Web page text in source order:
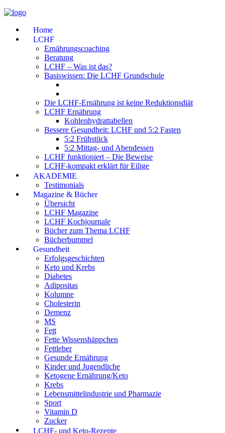
Home
LCHF
Ernährungscoaching
Beratung
LCHF – Was ist das?
Basiswissen: Die LCHF Grundschule
Die LCHF-Ernährung ist keine Reduktionsdiät
LCHF Ernährung
Kohlenhydrattabellen
Bessere Gesundheit: LCHF und 5:2 Fasten
5:2 Frühstück
5:2 Mittag- und Abendessen
LCHF funktioniert – Die Beweise
LCHF-kompakt erklärt für Eilige
AKADEMIE
Testimonials
Magazine & Bücher
Übersicht
LCHF Magazine
LCHF Kochjournale
Bücher zum Thema LCHF
Bücherbummel
Gesundheit
Erfolgsgeschichten
Keto und Krebs
Diabetes
Adipositas
Kolumne
Cholesterin
Demenz
MS
Fett
Fette Wissenshäppchen
Fettleber
Gesunde Ernährung
Kinder und Jugendliche
Ketogene Ernährung/Keto
Krebs
Lebensmittelindustrie und Pharmazie
Sport
Vitamin D
Zucker
LCHF- und Keto-Rezepte